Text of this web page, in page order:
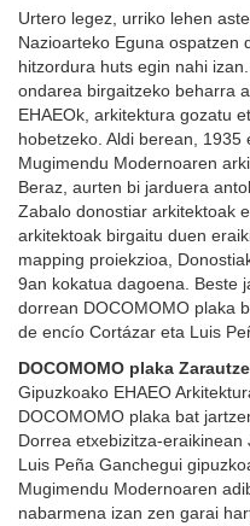
Urtero legez, urriko lehen
Nazioarteko Eguna ospatzen
hitzordura huts egin nahi
ondarea birgaitzeko beharra
EHAEOk, arkitektura gozatu
hobetzeko. Aldi berean,
Mugimendu Modernoaren
Beraz, aurten bi jarduera
Zabalo donostiar arkitektoak
arkitektoak birgaitu duen
mapping proiekzioa,
9an kokatua dagoena. Beste
dorrean DOCOMOMO plaka
de encío Cortázar eta Luis
DOCOMOMO plaka
Gipuzkoako EHAEO
DOCOMOMO plaka bat
Dorrea etxebizitza-
Luis Peña Ganchegui
Mugimendu Modernoaren
nabarmena izan zen garai